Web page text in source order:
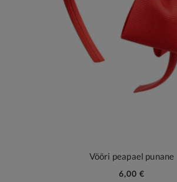
Vööri peapael punane
6,00 €